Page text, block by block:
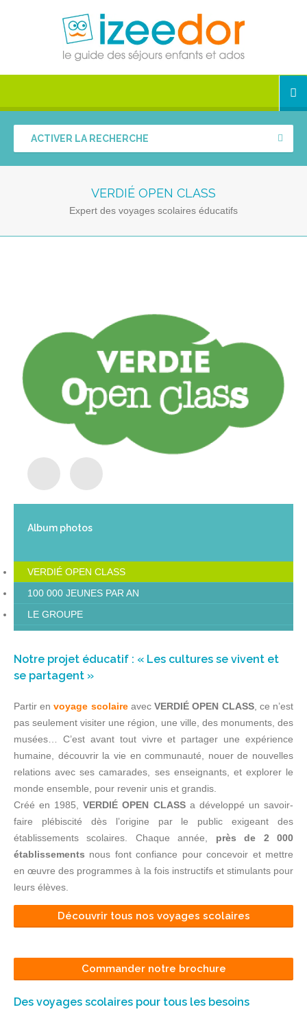
ACTIVER LA RECHERCHE
VERDIÉ OPEN CLASS
Expert des voyages scolaires éducatifs
Album photos
VERDIÉ OPEN CLASS
100 000 JEUNES PAR AN
LE GROUPE
Notre projet éducatif : « Les cultures se vivent et
se partagent »
Partir envoyage scolaire avecVERDIÉ OPEN CLASS, ce n’est
pas seulement visiter une région, une ville, des monuments, des
musées… C’est avant tout vivre et partager une expérience
humaine, découvrir la vie en communauté, nouer de nouvelles
relations avec ses camarades, ses enseignants, et explorer le
monde ensemble, pour revenir unis et grandis.
Créé en 1985,VERDIÉ OPEN CLASSa développé un savoir-
faire plébiscité dès l’origine par le public exigeant des
établissements scolaires. Chaque année, près de 2 000
établissements nous font confiance pour concevoir et mettre
en œuvre des programmes à la fois instructifs et stimulants pour
leurs élèves.
Découvrir tous nos voyages scolaires
Commander notre brochure
Des voyages scolaires pour tous les besoins